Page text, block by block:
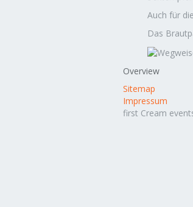
Auch für
Das
Overview
Sitemap
Impressum
first Cream